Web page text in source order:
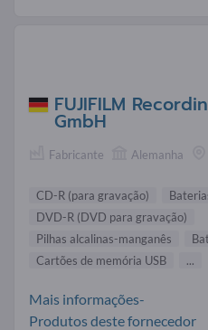
FUJIFILM
GmbH
Fabricante Alemanha
CD-R (para gravação)
DVD-R (DVD para gravação)
Pilhas alcalinas-manganês
Cartões de memória USB
...
Mais informações-
Produtos deste fornecedor